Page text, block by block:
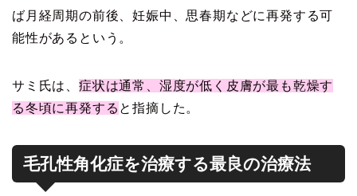
ば月経周期の前後、妊娠中、思春期などに再発する可
能性があるという。
サミ氏は、 症状は通常、湿度が低く皮膚が最も乾燥す
る冬頃に再発する と指摘した。
毛孔性角化症を治療する最良の治療法